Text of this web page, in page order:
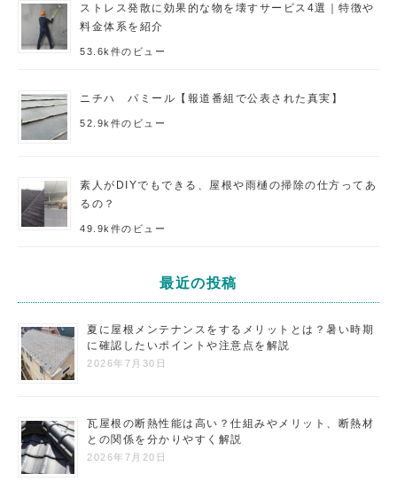
ストレス発散に効果的な物を壊すサービス4選｜特徴や
料金体系を紹介
53.6k件のビュー
ニチハ パミール【報道番組で公表された真実】
52.9k件のビュー
素人がDIYでもできる、屋根や雨樋の掃除の仕方ってあ
るの？
49.9k件のビュー
最近の投稿
夏に屋根メンテナンスをするメリットとは？暑い時期
に確認したいポイントや注意点を解説
2026年7月30日
瓦屋根の断熱性能は高い？仕組みやメリット、断熱材
との関係を分かりやすく解説
2026年7月20日